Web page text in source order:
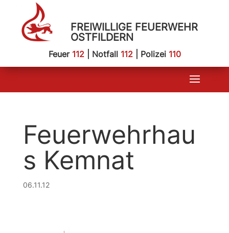
FREIWILLIGE FEUERWEHR
OSTFILDERN
Feuer 112| Notfall 112| Polizei 110
Feuerwehrhau
s Kemnat
06.11.12